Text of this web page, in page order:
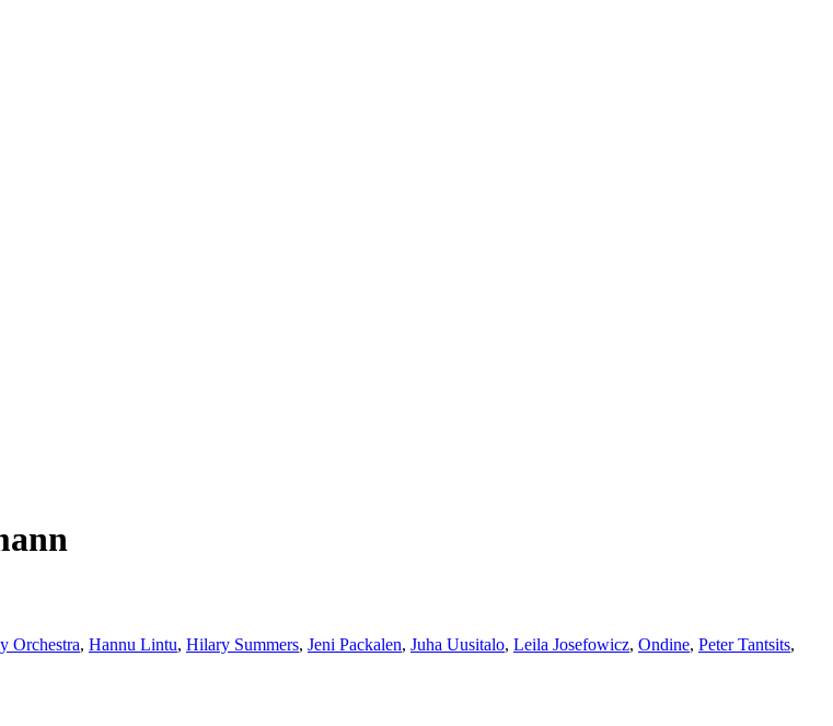
Orchestra, Hannu Lintu, Hilary Summers, Jeni Packalen, Juha Uusitalo, Leila Josefowicz, Ondine, Peter Tantsits,